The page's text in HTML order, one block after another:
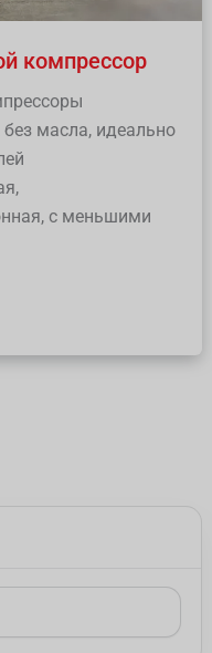
компрессор
масла, идеально
с меньшими